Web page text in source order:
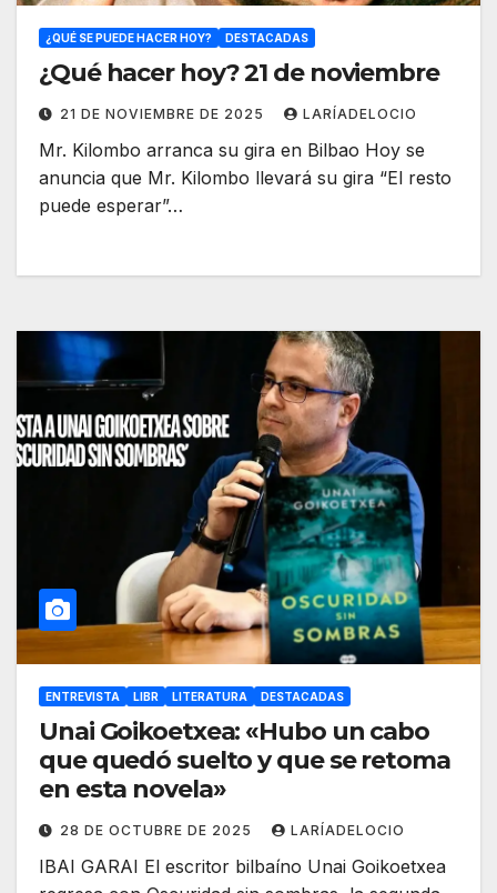
¿QUÉ SE PUEDE HACER HOY? DESTACADAS
¿Qué hacer hoy? 21 de noviembre
21 DE NOVIEMBRE DE 2025 LARÍADELOCIO
Mr. Kilombo arranca su gira en Bilbao Hoy se
anuncia que Mr. Kilombo llevará su gira “El resto
puede esperar”…
ENTREVISTA LIBR LITERATURA DESTACADAS
Unai Goikoetxea: «Hubo un cabo
que quedó suelto y que se retoma
en esta novela»
28 DE OCTUBRE DE 2025 LARÍADELOCIO
IBAI GARAI El escritor bilbaíno Unai Goikoetxea